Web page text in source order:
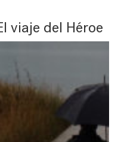
viaje del Héroe